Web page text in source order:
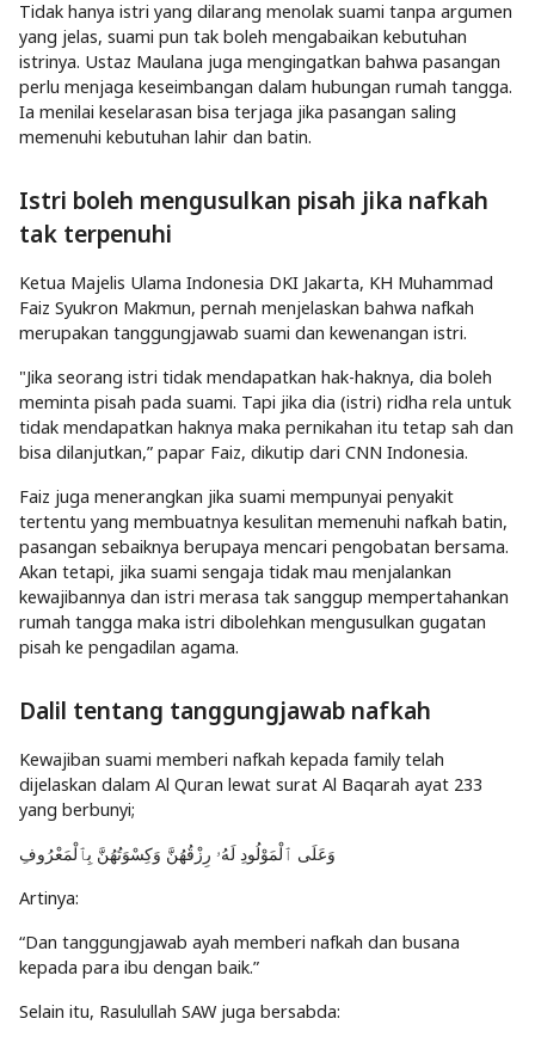
Tidak hanya istri yang dilarang menolak suami tanpa argumen
yang jelas, suami pun tak boleh mengabaikan kebutuhan
istrinya. Ustaz Maulana juga mengingatkan bahwa pasangan
perlu menjaga keseimbangan dalam hubungan rumah tangga.
Ia menilai keselarasan bisa terjaga jika pasangan saling
memenuhi kebutuhan lahir dan batin.
Istri boleh mengusulkan pisah jika nafkah
tak terpenuhi
Ketua Majelis Ulama Indonesia DKI Jakarta, KH Muhammad
Faiz Syukron Makmun, pernah menjelaskan bahwa nafkah
merupakan tanggungjawab suami dan kewenangan istri.
"Jika seorang istri tidak mendapatkan hak-haknya, dia boleh
meminta pisah pada suami. Tapi jika dia (istri) ridha rela untuk
tidak mendapatkan haknya maka pernikahan itu tetap sah dan
bisa dilanjutkan,” papar Faiz, dikutip dari CNN Indonesia.
Faiz juga menerangkan jika suami mempunyai penyakit
tertentu yang membuatnya kesulitan memenuhi nafkah batin,
pasangan sebaiknya berupaya mencari pengobatan bersama.
Akan tetapi, jika suami sengaja tidak mau menjalankan
kewajibannya dan istri merasa tak sanggup mempertahankan
rumah tangga maka istri dibolehkan mengusulkan gugatan
pisah ke pengadilan agama.
Dalil tentang tanggungjawab nafkah
Kewajiban suami memberi nafkah kepada family telah
dijelaskan dalam Al Quran lewat surat Al Baqarah ayat 233
yang berbunyi;
وَعَلَى ٱلْمَوْلُودِ لَهُۥ رِزْقُهُنَّ وَكِسْوَتُهُنَّ بِٱلْمَعْرُوفِ
Artinya:
“Dan tanggungjawab ayah memberi nafkah dan busana
kepada para ibu dengan baik.”
Selain itu, Rasulullah SAW juga bersabda: